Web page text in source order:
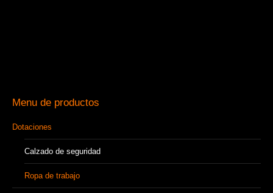
Menu de productos
Dotaciones
Calzado de seguridad
Ropa de trabajo